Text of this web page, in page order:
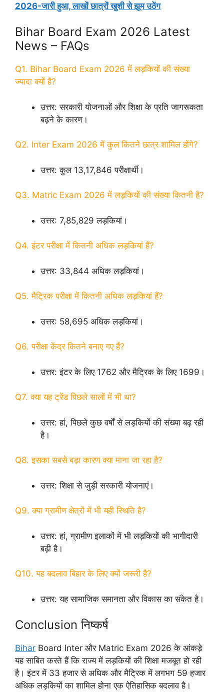
2026-जारी हुआ, लाखों छात्रों खुशी से झूम उठेंग
Bihar Board Exam 2026 Latest
News – FAQs
Q1. Bihar Board Exam 2026 में लड़कियों की संख्या
ज्यादा क्यों है?
उत्तर: सरकारी योजनाओं और शिक्षा के प्रति जागरूकता
बढ़ने के कारण।
Q2. Inter Exam 2026 में कुल कितने छात्र शामिल होंगे?
उत्तर: कुल 13,17,846 परीक्षार्थी।
Q3. Matric Exam 2026 में लड़कियों की संख्या कितनी है?
उत्तर: 7,85,829 लड़कियां।
Q4. इंटर परीक्षा में कितनी अधिक लड़कियां हैं?
उत्तर: 33,844 अधिक लड़कियां।
Q5. मैट्रिक परीक्षा में कितनी अधिक लड़कियां हैं?
उत्तर: 58,695 अधिक लड़कियां।
Q6. परीक्षा केंद्र कितने बनाए गए हैं?
उत्तर: इंटर के लिए 1762 और मैट्रिक के लिए 1699।
Q7. क्या यह ट्रेंड पिछले सालों में भी था?
उत्तर: हां, पिछले कुछ वर्षों से लड़कियों की संख्या बढ़ रही
है।
Q8. इसका सबसे बड़ा कारण क्या माना जा रहा है?
उत्तर: शिक्षा से जुड़ी सरकारी योजनाएं।
Q9. क्या ग्रामीण क्षेत्रों में भी यही स्थिति है?
उत्तर: हां, ग्रामीण इलाकों में भी लड़कियों की भागीदारी
बढ़ी है।
Q10. यह बदलाव बिहार के लिए क्यों जरूरी है?
उत्तर: यह सामाजिक समानता और विकास का संकेत है।
Conclusion निष्कर्ष
Bihar Board Inter और Matric Exam 2026 के आंकड़े
यह साबित करते हैं कि राज्य में लड़कियों की शिक्षा मजबूत हो रही
है। इंटर में 33 हजार से अधिक और मैट्रिक में लगभग 59 हजार
अधिक लड़कियों का शामिल होना एक ऐतिहासिक बदलाव है।